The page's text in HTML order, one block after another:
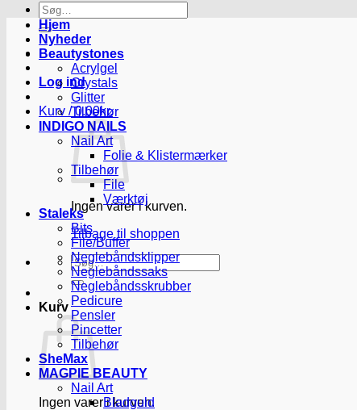
Søg
efter:
Log ind
Kurv /0.00kr.
Ingen varer i kurven.
Tilbage til shoppen
Søg
efter:
Kurv
Ingen varer i kurven.
Hjem
Nyheder
Beautystones
Acrylgel
Crystals
Glitter
Tilbehør
INDIGO NAILS
Nail Art
Folie & Klistermærker
Tilbehør
File
Værktøj
Staleks
Bits
File/Buffer
Neglebåndsklipper
Neglebåndssaks
Neglebåndsskrubber
Pedicure
Pensler
Pincetter
Tilbehør
SheMax
MAGPIE BEAUTY
Nail Art
Bladguld